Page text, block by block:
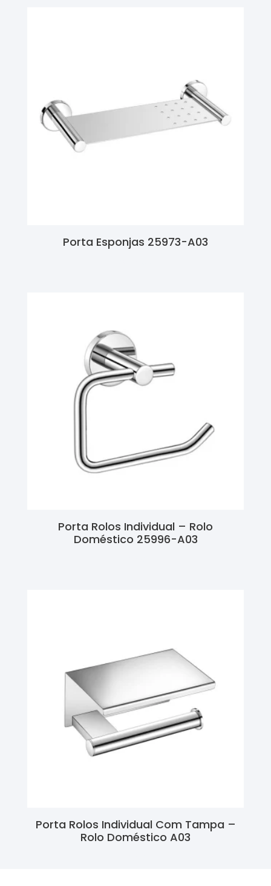
Porta Esponjas 25973-A03
Porta Rolos Individual – Rolo
Doméstico 25996-A03
Porta Rolos Individual Com Tampa –
Rolo Doméstico A03